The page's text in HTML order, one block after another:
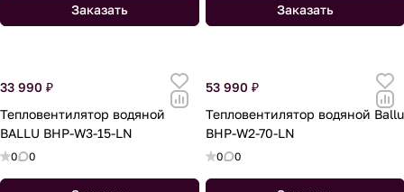
Заказать Заказать
33 990 ₽
Тепловентилятор водяной
BALLU BHP-W3-15-LN
0 0
53 990 ₽
Тепловентилятор водяной Ballu
BHP-W2-70-LN
0 0